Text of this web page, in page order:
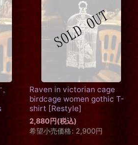
Raven in victorian cage
birdcage women gothic T-
shirt [Restyle]
2,880円(税込)
希望小売価格: 2,900円